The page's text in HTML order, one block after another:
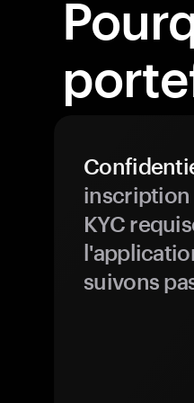
KYC
suivons